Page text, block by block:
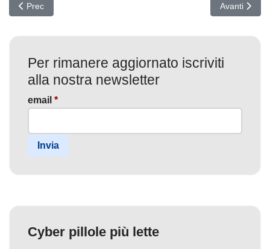
Articolo precedente: Cyberattacchi 2026: catene di micro-falle,
Prec Articolo
Avanti
Per rimanere aggiornato iscriviti
alla nostra newsletter
email *
Invia
Cyber pillole più lette